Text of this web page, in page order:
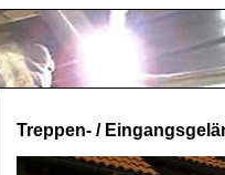
Treppen- /